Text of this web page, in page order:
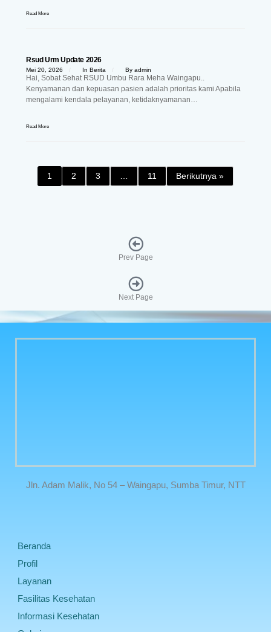
Read More
Rsud Urm Update 2026
Mei 20, 2026 In Berita By admin
Hai, Sobat Sehat RSUD Umbu Rara Meha Waingapu..
Kenyamanan dan kepuasan pasien adalah prioritas kami Apabila
mengalami kendala pelayanan, ketidaknyamanan…
Read More
1 2 3 11 Berikutnya »
Prev Page
Next Page
Jln. Adam Malik, No 54 – Waingapu, Sumba Timur, NTT
Beranda
Profil
Layanan
Fasilitas Kesehatan
Informasi Kesehatan